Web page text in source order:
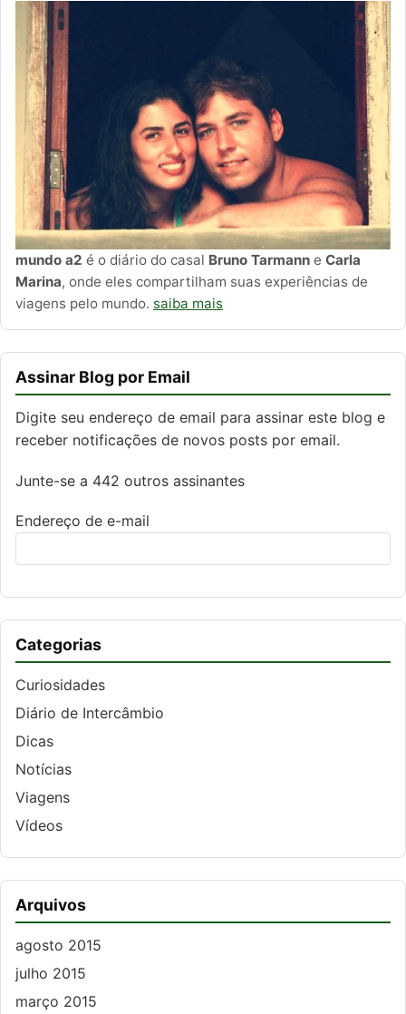
mundo a2 é o diário do casal Bruno Tarmann e Carla
Marina, onde eles compartilham suas experiências de
viagens pelo mundo. saiba mais
Assinar Blog por Email
Digite seu endereço de email para assinar este blog e
receber notificações de novos posts por email.
Junte-se a 442 outros assinantes
Endereço de e-mail
Categorias
Curiosidades
Diário de Intercâmbio
Dicas
Notícias
Viagens
Vídeos
Arquivos
agosto 2015
julho 2015
março 2015